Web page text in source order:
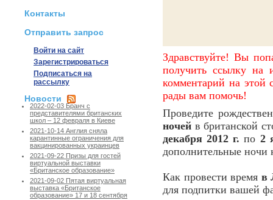
Контакты
Отправить запрос
Войти на сайт
Зарегистрироваться
Подписаться на
рассылку
Новости
2022-02-03 Бранч с
представителями британских
школ – 12 февраля в Киеве
2021-10-14 Англия сняла
карантинные ограничения для
вакцинированных украинцев
2021-09-22 Призы для гостей
виртуальной выставки
«Британское образование»
2021-09-02 Пятая виртуальная
выставка «Британское
образование» 17 и 18 сентября
Здравствуйте! Вы
получить ссылку на
комментарий на этой
рады вам помочь!
Проведите
ночей в британской
декабря 2012 г.по 2
дополнительные ночи
Как провести время в
для подпитки вашей